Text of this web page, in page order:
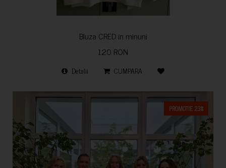
Bluza CRED in minuni
120 RON
Detalii CUMPARA
PROMOTIE 23%